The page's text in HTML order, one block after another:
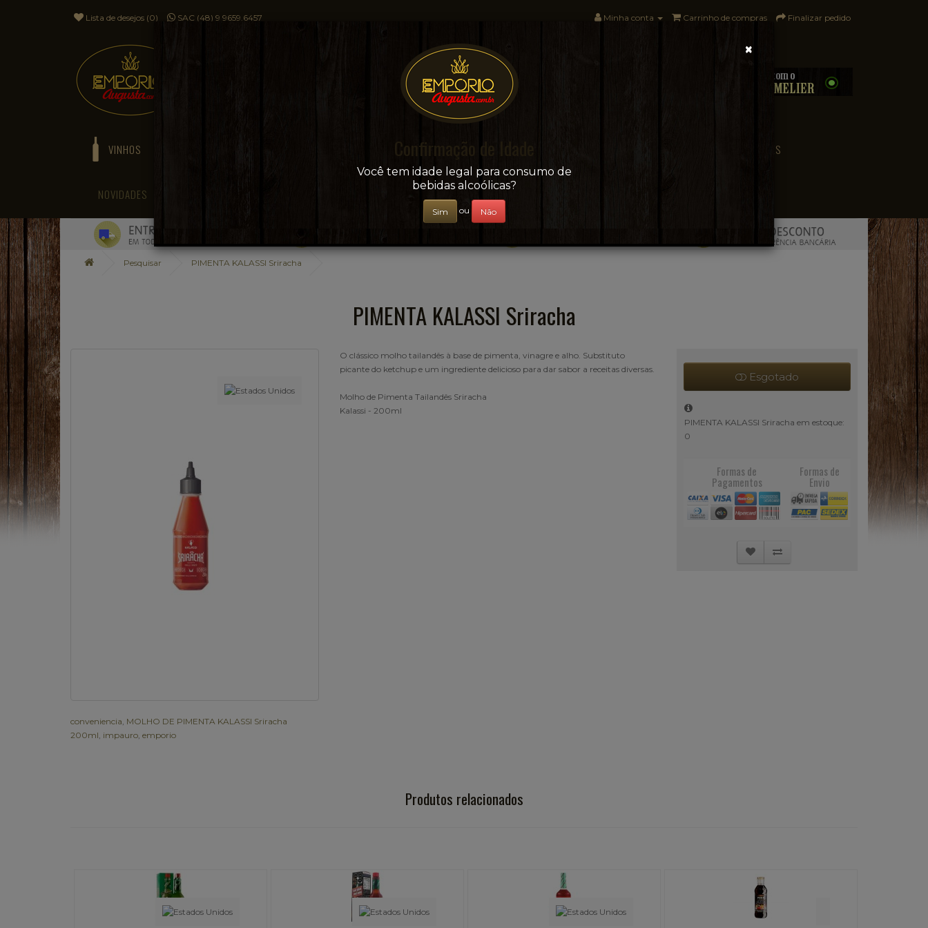
Lista de desejos (0) SAC (48) 9 9659.6457 Minha conta Carrinho de compras Finalizar pedido
Sua conveniência e adega on-line!
VINHOS + BEBIDAS PAÍSES
NOVIDADES
Pesquisar PIMENTA KALASSI Sriracha
PIMENTA KALASSI Sriracha
conveniencia MOLHO DE PIMENTA KALASSI Sriracha
200ml impauro emporio
O clássico molho tailandês à base de pimenta, vinagre e alho. Substituto
picante do ketchup e um ingrediente delicioso para dar sabor a receitas diversas.
Molho de Pimenta Tailandês Sriracha
Kalassi - 200ml
Esgotado
PIMENTA KALASSI Sriracha em estoque:
0
Formas de
Pagamentos
Formas de
Envio
Produtos relacionados
×
Confirmação de Idade
Você tem idade legal para consumo de
bebidas alcoólicas?
Sim ou Não